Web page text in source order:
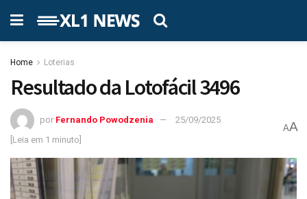
Home Loterias
Resultado da Lotofácil 3496
por Fernando Powodzenia
25/09/2025
[Leia em 1 minuto]
AA